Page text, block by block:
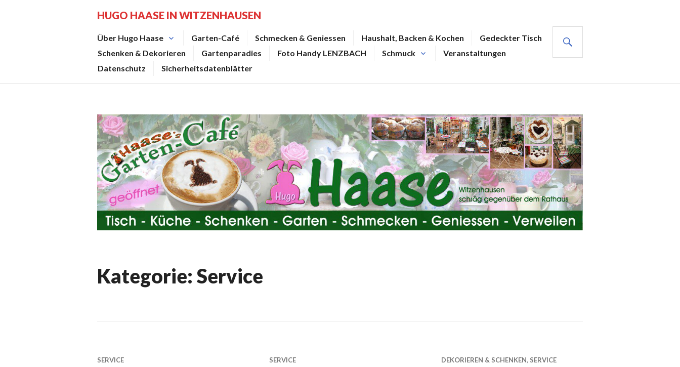
HUGO HAASE IN WITZENHAUSEN
Über Hugo Haase Garten-Café Schmecken & Geniessen Haushalt, Backen & Kochen
Gedeckter Tisch
Schenken & Dekorieren
Gartenparadies Foto Handy LENZBACH Schmuck
Veranstaltungen
Datenschutz
Sicherheitsdatenblätter
Kategorie: Service
SERVICE SERVICE DEKORIEREN & SCHENKEN, SERVICE